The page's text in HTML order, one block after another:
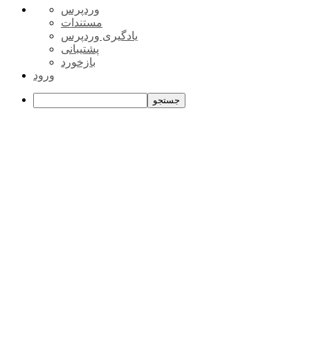
درباره
وردپرس
وردپرس
مستندات
یادگیری وردپرس
پشتیبانی
بازخورد
ورود
جستجو